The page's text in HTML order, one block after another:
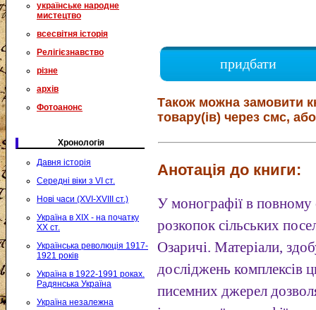
українське народне
мистецтво
всесвітня історія
Релігієзнавство
різне
архів
Фотоанонс
Хронологія
Давня історія
Середні віки з VI ст.
Нові часи (XVI-XVIII ст.)
Україна в XIX - на початку
XX ст.
Українська революція 1917-
1921 років
Україна в 1922-1991 роках.
Радянська Україна
Україна незалежна
придбати
Також можна замовити
товару(ів) через смс,
Анотація до книги:
У монографії в повному
розкопок сільських
Озаричі. Матеріали,
досліджень комплексів
писемних джерел